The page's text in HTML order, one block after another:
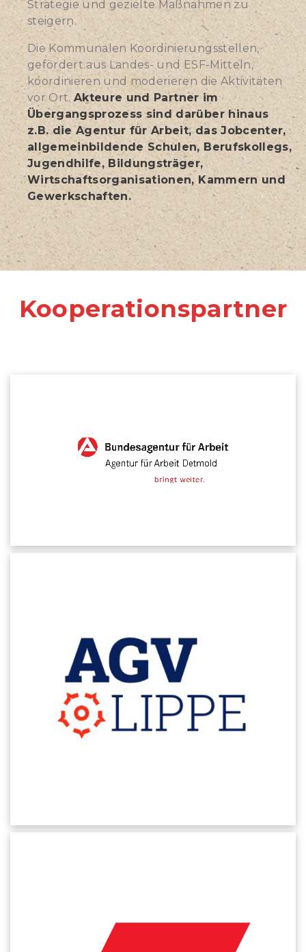
Strategie und gezielte Maßnahmen zu
steigern.
Die Kommunalen Koordinierungsstellen,
gefördert aus Landes- und ESF-Mitteln,
koordinieren und moderieren die Aktivitäten
vor Ort.Akteure und Partner im
Übergangsprozess sind darüber hinaus
z.B. die Agentur für Arbeit, das Jobcenter,
allgemeinbildende Schulen, Berufskollegs,
Jugendhilfe, Bildungsträger,
Wirtschaftsorganisationen, Kammern und
Gewerkschaften.
Kooperationspartner